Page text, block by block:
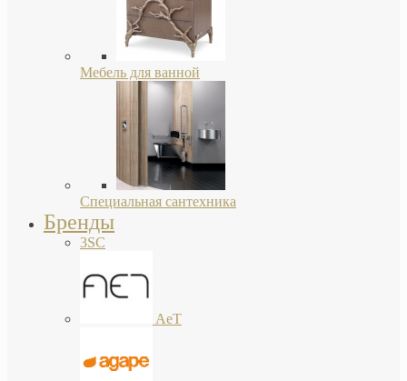
Мебель для ванной
Специальная сантехника
Бренды
3SC
AeT